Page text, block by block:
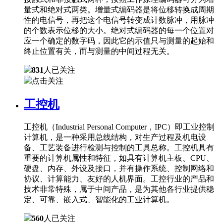
量式和绝对式两类。增量式编码器是将位移转换成周期
性的电信号，再把这个电信号转变成计数脉冲，用脉冲
的个数表示位移的大小。绝对式编码器的每一个位置对
应一个确定的数字码，因此它的示值只与测量的起始和
终止位置有关，而与测量的中间过程无关。
831 人已关注
点击关注
工控机
工控机（Industrial Personal Computer，IPC）即工业控制
计算机，是一种采用总线结构，对生产过程及机电设
备、工艺装备进行检测与控制的工具总称。工控机具有
重要的计算机属性和特征，如具有计算机主板、CPU、
硬盘、内存、外设及接口，并有操作系统、控制网络和
协议、计算能力、友好的人机界面。工控行业的产品和
技术非常特殊，属于中间产品，是为其他各行业提供稳
定、可靠、嵌入式、智能化的工业计算机。
560人已关注